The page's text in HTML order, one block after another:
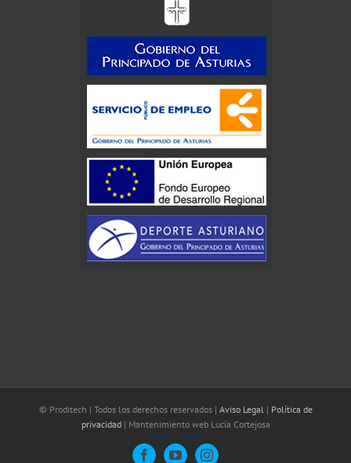
© Proditech | Todos los derechos reservados | Aviso Legal | Política de
privacidad| Mantenimiento web Lucía Cortejosa
FacebookYouTubeInstagram